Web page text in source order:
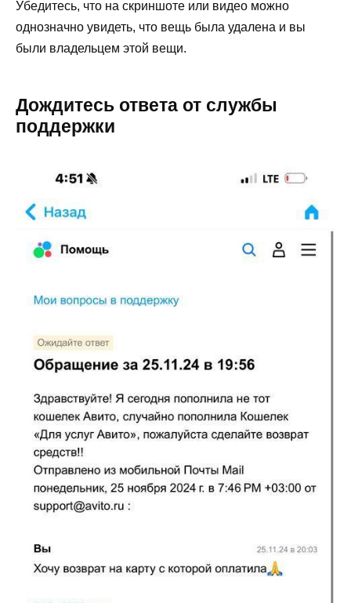
Убедитесь, что на скриншоте или видео можно
однозначно увидеть, что вещь была удалена и вы
были владельцем этой вещи.
Дождитесь ответа от службы
поддержки